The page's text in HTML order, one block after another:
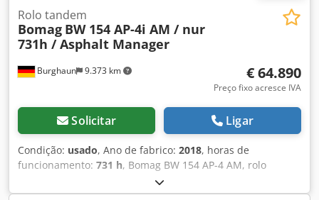
Burghaun 9.373 km
Rolo tandem
Bomag BW 154 AP-4i AM / nur
731h / Asphalt Manager
€ 64.890
Preço fixo acresce IVA
Solicitar Ligar
Condição: usado, Ano de fabrico: 2018, horas de
funcionamento: 731 h, Bomag BW 154 AP-4 AM, rolo
compactador tandem, ano de fabricação: 2018, horas de
operação: apenas 731h, motor: Kubota [55,4 kW/75 cv],